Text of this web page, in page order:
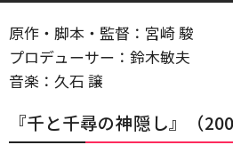
原作・脚本・監督：宮崎 駿
プロデューサー：鈴木敏夫
音楽：久石 譲
『千と千尋の神隠し』（